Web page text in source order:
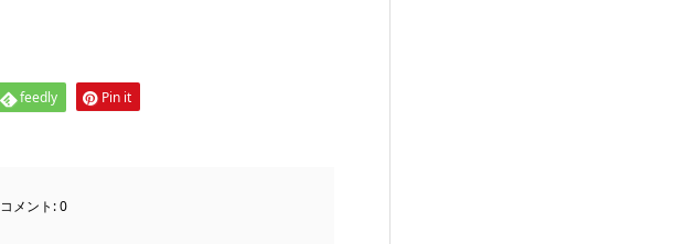
feedly Pin it
コメント:0